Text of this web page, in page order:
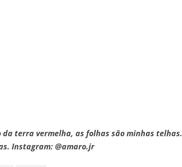
terra vermelha, as folhas são minhas telhas.
Instagram: @amaro.jr